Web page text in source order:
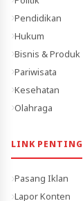
Pendidikan
Hukum
Bisnis & Produk
Pariwisata
Kesehatan
Olahraga
LINK PENTING
Pasang Iklan
Lapor Konten